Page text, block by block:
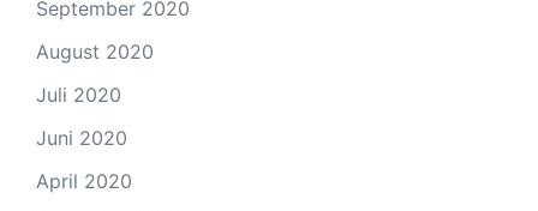
September 2020
August 2020
Juli 2020
Juni 2020
April 2020